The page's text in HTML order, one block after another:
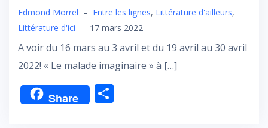
Edmond Morrel – Entre les lignes, Littérature d'ailleurs,
Littérature d'ici – 17 mars 2022
A voir du 16 mars au 3 avril et du 19 avril au 30 avril
2022! « Le malade imaginaire » à […]
Share